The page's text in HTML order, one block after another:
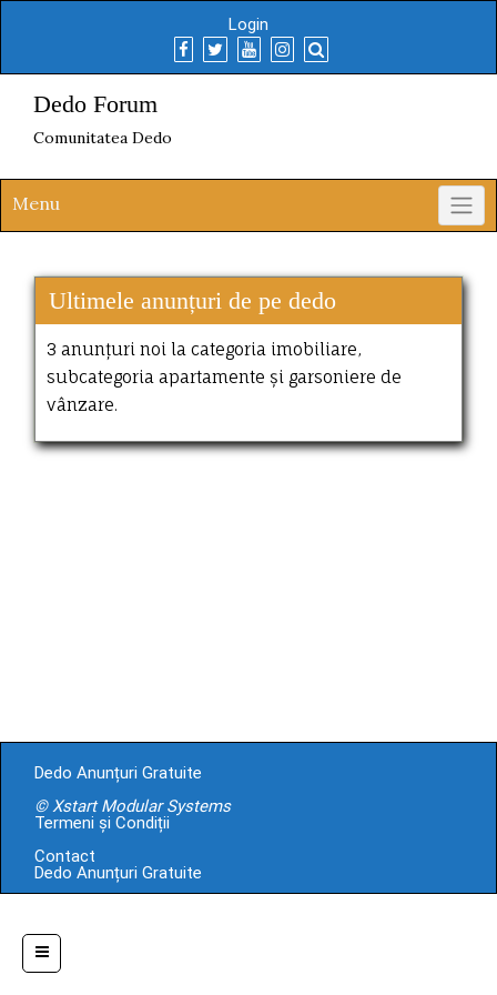
Login
Dedo Forum
Comunitatea Dedo
Menu
Ultimele anunțuri de pe dedo
3 anunțuri noi la categoria imobiliare,
subcategoria apartamente și garsoniere de
vânzare.
Dedo Anunțuri Gratuite
© Xstart Modular Systems
Termeni și Condiții
Contact
Dedo Anunțuri Gratuite